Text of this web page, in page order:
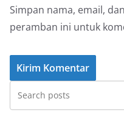
Simpan nama, email,
peramban ini untuk